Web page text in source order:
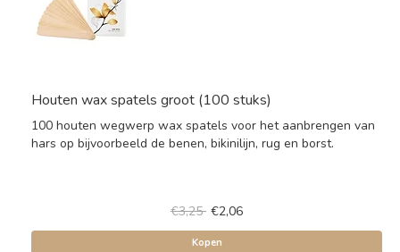
Houten wax spatels groot (100 stuks)
100 houten wegwerp wax spatels voor het aanbrengen van
hars op bijvoorbeeld de benen, bikinilijn, rug en borst.
€3,25 €2,06
Kopen